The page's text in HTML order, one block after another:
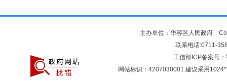
主办单位：华容区人民政府
联系电话:0711-
工信部ICP备案号：
网站标识：4207030001 建议采用